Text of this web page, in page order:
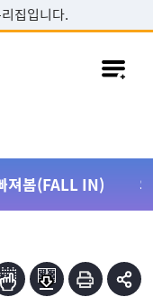
집입니다.
져봄(FALL IN)